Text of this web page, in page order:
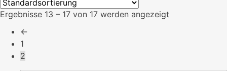
Ergebnisse 13 – 17 von 17 werden angezeigt
←
1
2